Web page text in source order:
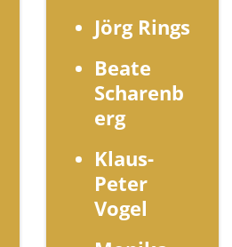
Jörg Rings
Beate
Scharenb
erg
Klaus-
Peter
Vogel